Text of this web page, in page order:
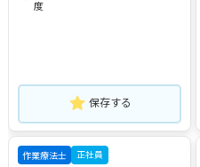
度
保存する
作業療法士 正社員